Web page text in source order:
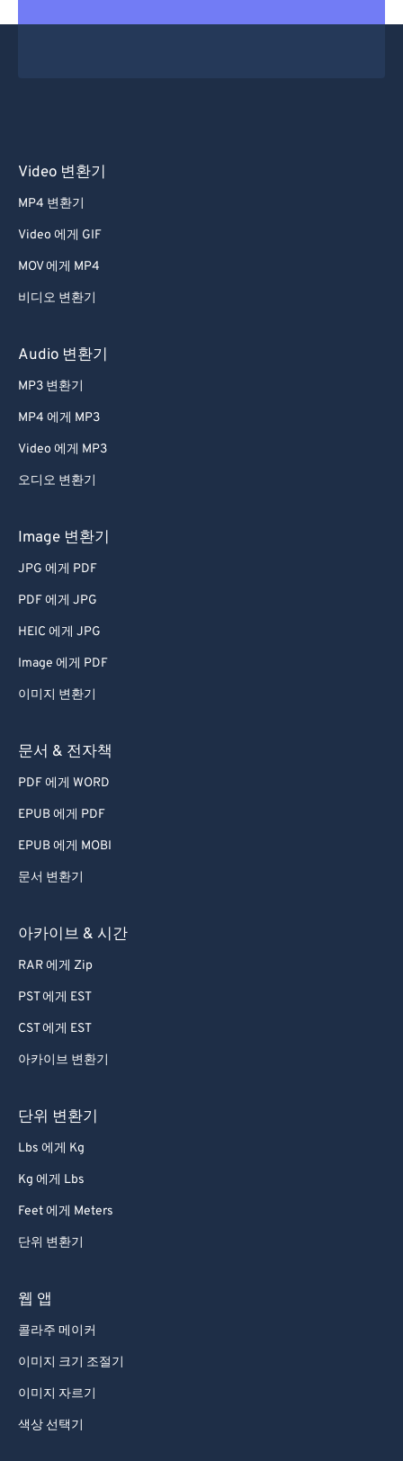
Video 변환기
MP4 변환기
Video 에게 GIF
MOV 에게 MP4
비디오 변환기
Audio 변환기
MP3 변환기
MP4 에게 MP3
Video 에게 MP3
오디오 변환기
Image 변환기
JPG 에게 PDF
PDF 에게 JPG
HEIC 에게 JPG
Image 에게 PDF
이미지 변환기
문서 & 전자책
PDF 에게 WORD
EPUB 에게 PDF
EPUB 에게 MOBI
문서 변환기
아카이브 & 시간
RAR 에게 Zip
PST 에게 EST
CST 에게 EST
아카이브 변환기
단위 변환기
Lbs 에게 Kg
Kg 에게 Lbs
Feet 에게 Meters
단위 변환기
웹 앱
콜라주 메이커
이미지 크기 조절기
이미지 자르기
색상 선택기